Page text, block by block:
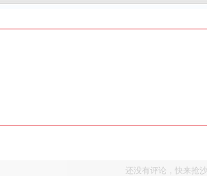
还没有评论，快来抢沙